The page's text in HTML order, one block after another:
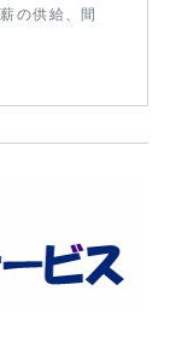
の供給、間